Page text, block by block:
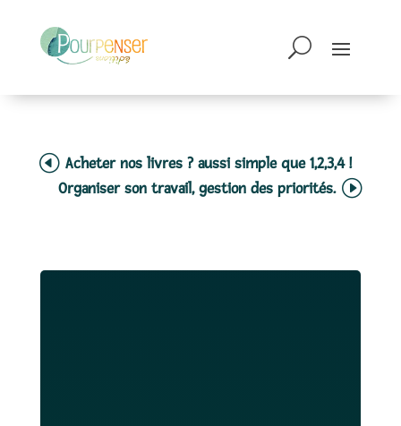
Acheter nos livres ? aussi simple que 1,2,3,4 !
Organiser son travail, gestion des priorités.